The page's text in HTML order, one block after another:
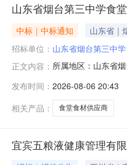
山东省烟台第三中学食
中标｜中标通知 山东省｜
招标单位： 山东省烟台第三中学
正文内容： 所属地区：山东省
发布时间： 2026-08-06 20:43
相关产品：
食堂食材供应商
宜宾五粮液健康管理有